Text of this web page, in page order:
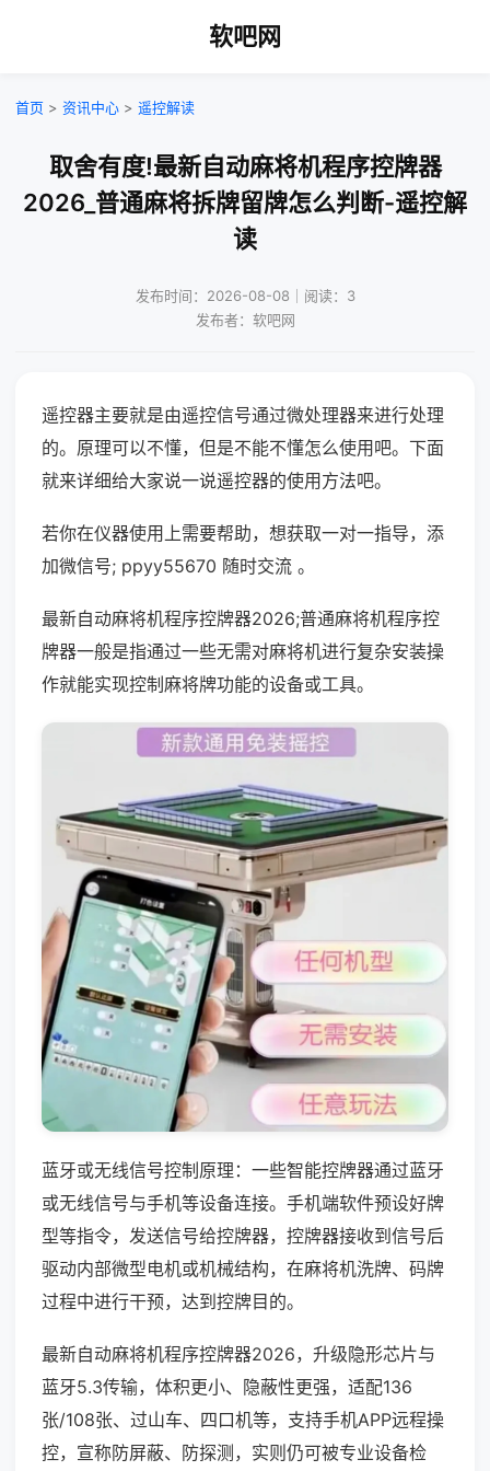
软吧网
首页 > 资讯中心 > 遥控解读
取舍有度!最新自动麻将机程序控牌器
2026_普通麻将拆牌留牌怎么判断-遥控解
读
发布时间：2026-08-08｜阅读：3
发布者：软吧网
遥控器主要就是由遥控信号通过微处理器来进行处理
的。原理可以不懂，但是不能不懂怎么使用吧。下面
就来详细给大家说一说遥控器的使用方法吧。
若你在仪器使用上需要帮助，想获取一对一指导，添
加微信号; ppyy55670 随时交流 。
最新自动麻将机程序控牌器2026;普通麻将机程序控
牌器一般是指通过一些无需对麻将机进行复杂安装操
作就能实现控制麻将牌功能的设备或工具。
蓝牙或无线信号控制原理：一些智能控牌器通过蓝牙
或无线信号与手机等设备连接。手机端软件预设好牌
型等指令，发送信号给控牌器，控牌器接收到信号后
驱动内部微型电机或机械结构，在麻将机洗牌、码牌
过程中进行干预，达到控牌目的。
最新自动麻将机程序控牌器2026，升级隐形芯片与
蓝牙5.3传输，体积更小、隐蔽性更强，适配136
张/108张、过山车、四口机等，支持手机APP远程操
控，宣称防屏蔽、防探测，实则仍可被专业设备检